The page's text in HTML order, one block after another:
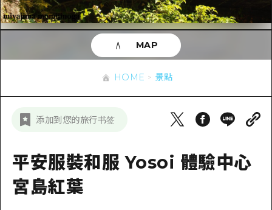
騎自行車
購物
運動
夜晚生活
標準
歷史·文化
安芸
答對了
宮島周邊
短途旅行
半天
安芸
答對了
美北
東山口
愛媛
有用的信息
列表
超值遊覽門票
行李寄存及運送服務
新聞
HOME 景點
添加到您的旅行书签
平安服裝和服 Yosoi 體驗中心
宮島紅葉
MAP